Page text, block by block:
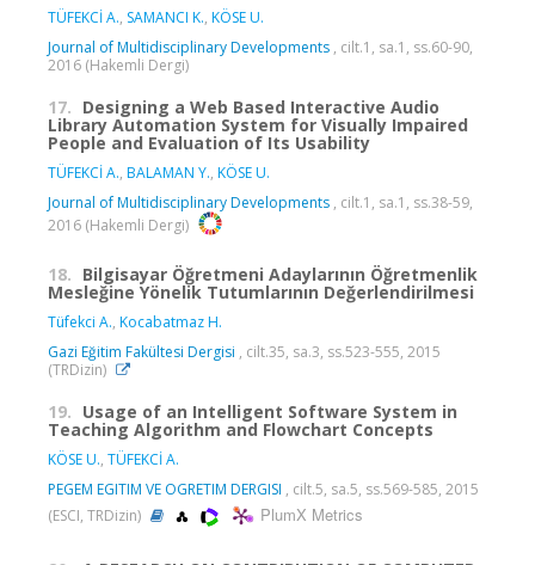
TÜFEKCİ A., SAMANCI K., KÖSE U.
Journal of Multidisciplinary Developments , cilt.1, sa.1, ss.60-90,
2016 (Hakemli Dergi)
17. Designing a Web Based Interactive Audio
Library Automation System for Visually Impaired
People and Evaluation of Its Usability
TÜFEKCİ A., BALAMAN Y., KÖSE U.
Journal of Multidisciplinary Developments , cilt.1, sa.1, ss.38-59,
2016 (Hakemli Dergi)
18. Bilgisayar Öğretmeni Adaylarının Öğretmenlik
Mesleğine Yönelik Tutumlarının Değerlendirilmesi
Tüfekci A., Kocabatmaz H.
Gazi Eğitim Fakültesi Dergisi , cilt.35, sa.3, ss.523-555, 2015
(TRDizin)
19. Usage of an Intelligent Software System in
Teaching Algorithm and Flowchart Concepts
KÖSE U., TÜFEKCİ A.
PEGEM EGITIM VE OGRETIM DERGISI , cilt.5, sa.5, ss.569-585, 2015
(ESCI, TRDizin)
PlumX Metrics